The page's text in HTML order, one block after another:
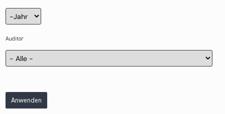
Zertifizierung
Jahr
Auditor
Anwenden